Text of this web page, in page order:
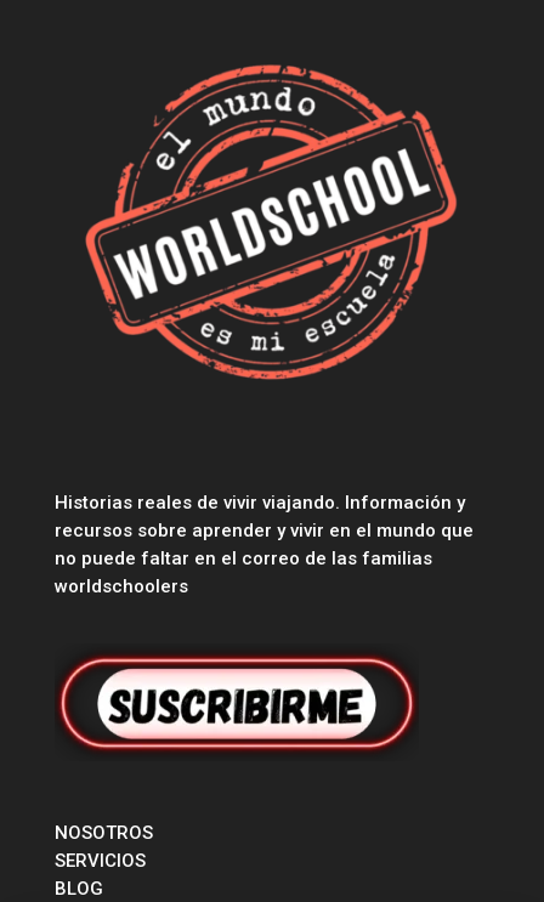
Historias reales de vivir viajando. Información y
recursos sobre aprender y vivir en el mundo que
no puede faltar en el correo de las familias
worldschoolers
NOSOTROS
SERVICIOS
BLOG